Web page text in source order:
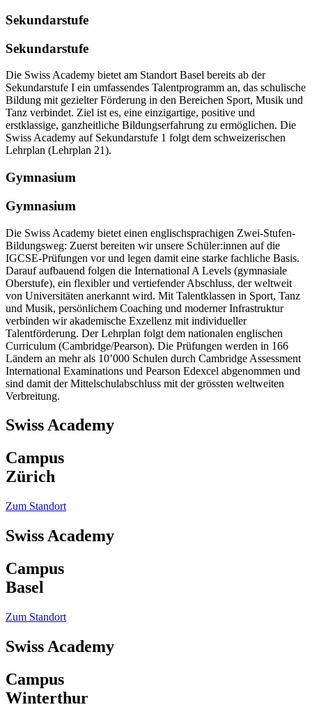
Sekundarstufe
Sekundarstufe
Die Swiss Academy bietet am Standort Basel bereits ab der
Sekundarstufe I ein umfassendes Talentprogramm an, das schulische
Bildung mit gezielter Förderung in den Bereichen Sport, Musik und
Tanz verbindet. Ziel ist es, eine einzigartige, positive und
erstklassige, ganzheitliche Bildungserfahrung zu ermöglichen. Die
Swiss Academy auf Sekundarstufe 1 folgt dem schweizerischen
Lehrplan (Lehrplan 21).
Gymnasium
Gymnasium
Die Swiss Academy bietet einen englischsprachigen Zwei-Stufen-
Bildungsweg: Zuerst bereiten wir unsere Schüler:innen auf die
IGCSE-Prüfungen vor und legen damit eine starke fachliche Basis.
Darauf aufbauend folgen die International A Levels (gymnasiale
Oberstufe), ein flexibler und vertiefender Abschluss, der weltweit
von Universitäten anerkannt wird. Mit Talentklassen in Sport, Tanz
und Musik, persönlichem Coaching und moderner Infrastruktur
verbinden wir akademische Exzellenz mit individueller
Talentförderung. Der Lehrplan folgt dem nationalen englischen
Curriculum (Cambridge/Pearson). Die Prüfungen werden in 166
Ländern an mehr als 10’000 Schulen durch Cambridge Assessment
International Examinations und Pearson Edexcel abgenommen und
sind damit der Mittelschulabschluss mit der grössten weltweiten
Verbreitung.
Swiss Academy
Campus
Zürich
Zum Standort
Swiss Academy
Campus
Basel
Zum Standort
Swiss Academy
Campus
Winterthur